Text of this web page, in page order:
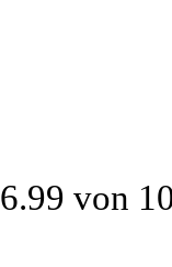
6.99 von